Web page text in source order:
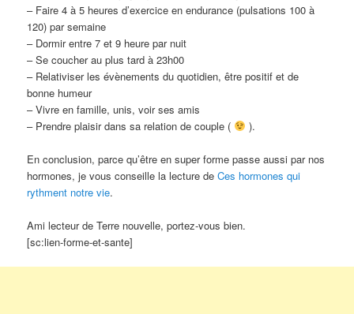
– Faire 4 à 5 heures d’exercice en endurance (pulsations 100 à
120) par semaine
– Dormir entre 7 et 9 heure par nuit
– Se coucher au plus tard à 23h00
– Relativiser les évènements du quotidien, être positif et de
bonne humeur
– Vivre en famille, unis, voir ses amis
– Prendre plaisir dans sa relation de couple (
).
En conclusion, parce qu’être en super forme passe aussi par nos
hormones, je vous conseille la lecture deCes hormones qui
rythment notre vie.
Ami lecteur de Terre nouvelle, portez-vous bien.
[sc:lien-forme-et-sante]